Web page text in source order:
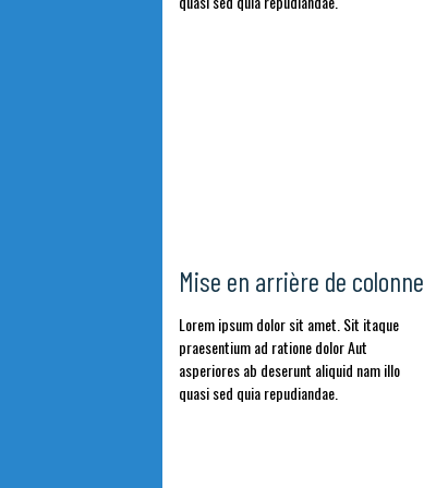
Mise en arrière de colonne
Lorem ipsum dolor sit amet. Sit itaque
praesentium ad ratione dolor Aut
asperiores ab deserunt aliquid nam illo
quasi sed quia repudiandae.